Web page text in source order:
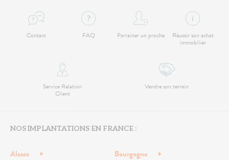
Contact FAQ Parrainer un proche Réussir son achat
immobilier
Service Relation
Client
Vendre son terrain
NOS IMPLANTATIONS EN FRANCE :
Alsace Bourgogne